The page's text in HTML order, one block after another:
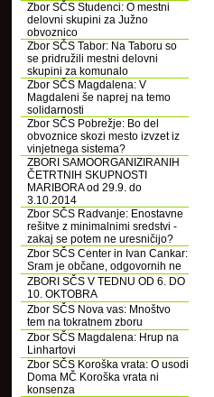
Zbor SČS Studenci: O mestni
delovni skupini za Južno
obvoznico
Zbor SČS Tabor: Na Taboru so
se pridružili mestni delovni
skupini za komunalo
Zbor SČS Magdalena: V
Magdaleni še naprej na temo
solidarnosti
Zbor SČS Pobrežje: Bo del
obvoznice skozi mesto izvzet iz
vinjetnega sistema?
ZBORI SAMOORGANIZIRANIH
ČETRTNIH SKUPNOSTI
MARIBORA od 29.9. do
3.10.2014
Zbor SČS Radvanje: Enostavne
rešitve z minimalnimi sredstvi -
zakaj se potem ne uresničijo?
Zbor SČS Center in Ivan Cankar:
Sram je občane, odgovornih ne
ZBORI SČS V TEDNU OD 6. DO
10. OKTOBRA
Zbor SČS Nova vas: Mnoštvo
tem na tokratnem zboru
Zbor SČS Magdalena: Hrup na
Linhartovi
Zbor SČS Koroška vrata: O usodi
Doma MČ Koroška vrata ni
konsenza